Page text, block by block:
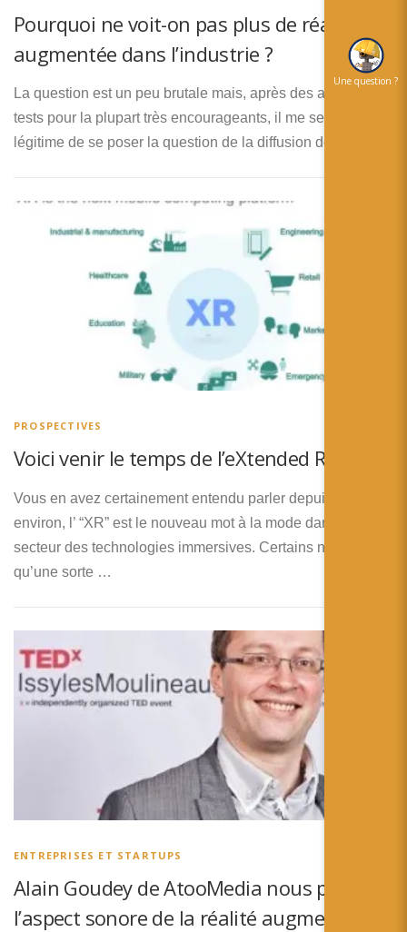
Pourquoi ne voit-on pas plus de réalité
augmentée dans l’industrie ?
La question est un peu brutale mais, après des années de
tests pour la plupart très encourageants, il me semble
légitime de se poser la question de la diffusion de …
PROSPECTIVES
Voici venir le temps de l’eXtended Reality !
Vous en avez certainement entendu parler depuis un an
environ, l’ “XR” est le nouveau mot à la mode dans le
secteur des technologies immersives. Certains n’y voient
qu’une sorte …
ENTREPRISES ET STARTUPS
Alain Goudey de AtooMedia nous parle de
l’aspect sonore de la réalité augmentée
Une question ?